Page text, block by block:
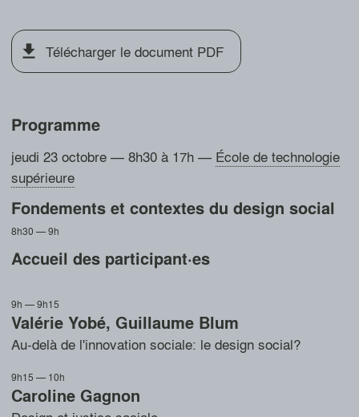
Télécharger le document PDF
Programme
jeudi 23 octobre — 8h30 à 17h — École de technologie
supérieure
Fondements et contextes du design social
8h30 — 9h
Accueil des participant·es
9h — 9h15
Valérie Yobé, Guillaume Blum
Au-delà de l'innovation sociale: le design social?
9h15 — 10h
Caroline Gagnon